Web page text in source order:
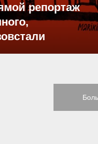
репортаж